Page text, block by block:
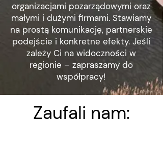
organizacjami pozarządowymi oraz
małymi i dużymi firmami. Stawiamy
na prostą komunikację, partnerskie
podejście i konkretne efekty. Jeśli
zależy Ci na widoczności w
regionie – zapraszamy do
współpracy!
Zaufali nam: